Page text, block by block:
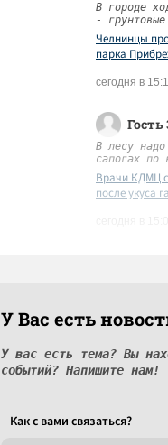
В городе
-
Челнинцы
парка
сегодня в
Гость
В лесу
сапогах по
Врачи КДМЦ
после укуса
У Вас есть
У вас есть тема? Вы
событий? Напишите нам!
Как c вами связаться?